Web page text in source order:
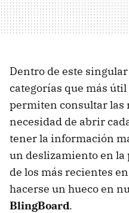
Dentro de este
categorías que más
permiten consultar las
necesidad de abrir
tener la información
un deslizamiento en
de los más recientes
hacerse un hueco en
BlingBoard.